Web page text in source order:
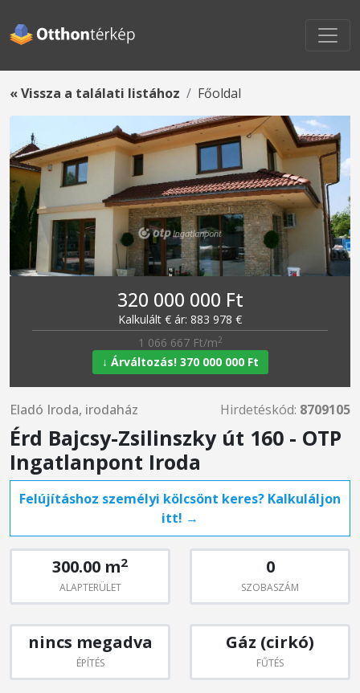
« Vissza a találati listához Főoldal
320 000 000 Ft
Kalkulált € ár: 883 978 €
1 066 667 Ft/m2
↓ Árváltozás! 370 000 000 Ft
Eladó Iroda, irodaház Hirdetéskód: 8709105
Érd Bajcsy-Zsilinszky út 160 - OTP
Ingatlanpont Iroda
Felújításhoz személyi kölcsönt keres? Kalkuláljon
itt! →
300.00 m2
ALAPTERÜLET
0
SZOBASZÁM
nincs megadva
ÉPÍTÉS
Gáz (cirkó)
FŰTÉS